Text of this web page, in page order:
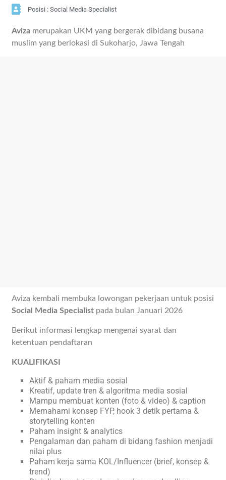
Posisi : Social Media Specialist
Aviza merupakan UKM yang bergerak dibidang busana
muslim yang berlokasi di Sukoharjo, Jawa Tengah
Aviza kembali membuka lowongan pekerjaan untuk posisi
Social Media Specialist pada bulan Januari 2026
Berikut informasi lengkap mengenai syarat dan
ketentuan pendaftaran
KUALIFIKASI
Aktif & paham media sosial
Kreatif, update tren & algoritma media sosial
Mampu membuat konten (foto & video) & caption
Memahami konsep FYP, hook 3 detik pertama &
storytelling konten
Paham insight & analytics
Pengalaman dan paham di bidang fashion menjadi
nilai plus
Paham kerja sama KOL/Influencer (brief, konsep &
trend)